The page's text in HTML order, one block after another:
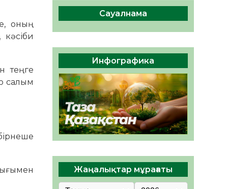
оның
теңге
салым
Руслан Рүстемұлы облыс
әкімінің кеңесшісі болып
тағайындалды
05.08.2026
46 0
Сауалнама
Инфографика
Жаңалықтар мұрағаты